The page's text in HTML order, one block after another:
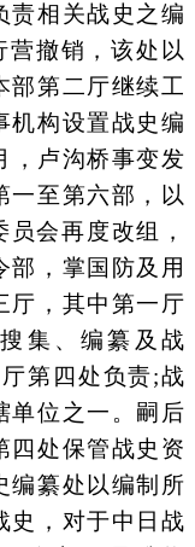
责相关战史之编
营撤销，该处以
部第二厅继续工
机构设置战史编
，卢沟桥事变发
一至第六部，以
会再度改组，
部，掌国防及用
厅，其中第一厅
集、编纂及战
第四处负责;战
单位之一。嗣后
四处保管战史资
编纂处以编制所
史，对于中日战